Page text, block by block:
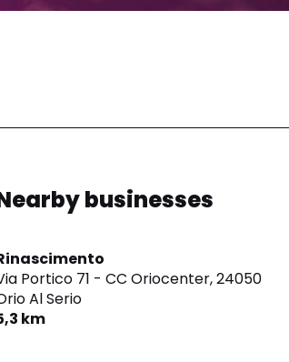
businesses
Portico 71 - CC Oriocenter,24050
Al Serio
km